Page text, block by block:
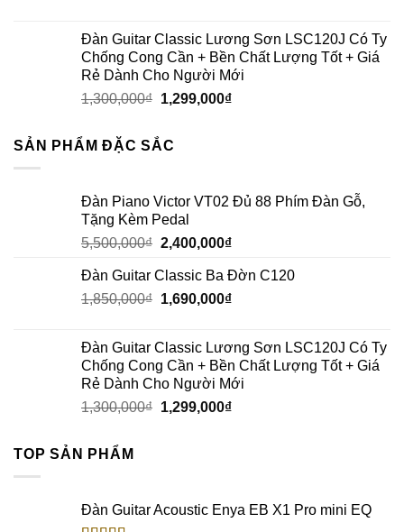
Đàn Guitar Classic Lương Sơn LSC120J Có Ty
Chống Cong Cần + Bền Chất Lượng Tốt + Giá
Rẻ Dành Cho Người Mới
1,300,000₫ 1,299,000₫
SẢN PHẨM ĐẶC SẮC
Đàn Piano Victor VT02 Đủ 88 Phím Đàn Gỗ,
Tặng Kèm Pedal
5,500,000₫ 2,400,000₫
Đàn Guitar Classic Ba Đờn C120
1,850,000₫ 1,690,000₫
Đàn Guitar Classic Lương Sơn LSC120J Có Ty
Chống Cong Cần + Bền Chất Lượng Tốt + Giá
Rẻ Dành Cho Người Mới
1,300,000₫ 1,299,000₫
TOP SẢN PHẨM
Đàn Guitar Acoustic Enya EB X1 Pro mini EQ